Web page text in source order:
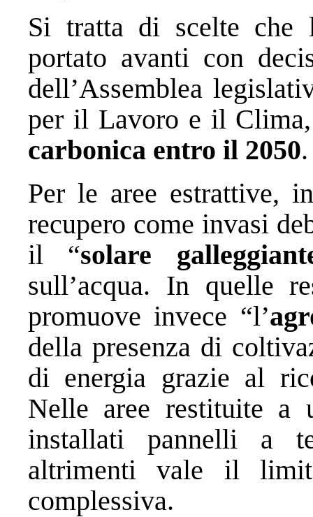
Si tratta di scelte che
portato avanti con
dell’Assemblea
per il Lavoro e il
carbonica entro il 2050.
Per le aree estrattive,
recupero come invasi
il “solare
sull’acqua. In quelle
promuove invece “l’
della presenza di
di energia grazie al
Nelle aree restituite a
installati pannelli a
altrimenti vale il
complessiva.